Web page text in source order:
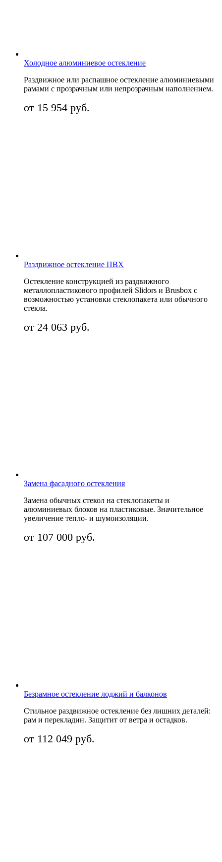
Холодное алюминиевое остекление
Раздвижное или распашное остекление алюминиевыми
рамами с прозрачным или непрозрачным наполнением.
от 15 954 руб.
Раздвижное остекление ПВХ
Остекление конструкцией из раздвижного
металлопластикового профилей Slidors и Brusbox с
возможностью установки стеклопакета или обычного
стекла.
от 24 063 руб.
Замена фасадного остекления
Замена обычных стекол на стеклопакеты и
алюминиевых блоков на пластиковые. Значительное
увеличение тепло- и шумоизоляции.
от 107 000 руб.
Безрамное остекление лоджий и балконов
Стильное раздвижное остекление без лишних деталей:
рам и перекладин. Защитит от ветра и остадков.
от 112 049 руб.